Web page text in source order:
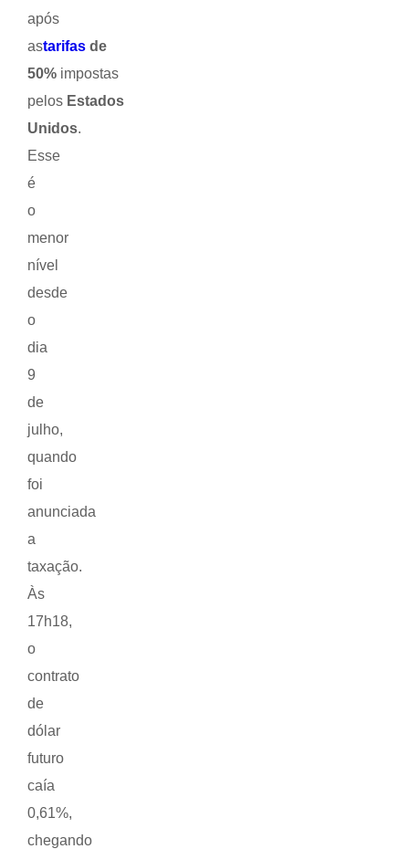
após
astarifas de
50% impostas
pelos Estados
Unidos.
Esse
é
o
menor
nível
desde
o
dia
9
de
julho,
quando
foi
anunciada
a
taxação.
Às
17h18,
o
contrato
de
dólar
futuro
caía
0,61%,
chegando